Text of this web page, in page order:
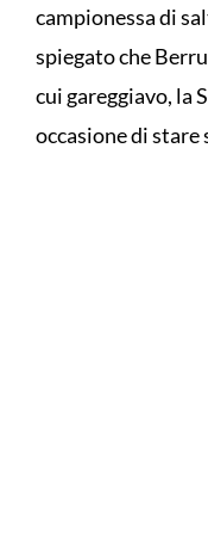
campionessa di
spiegato che
cui gareggiavo, la
occasione di